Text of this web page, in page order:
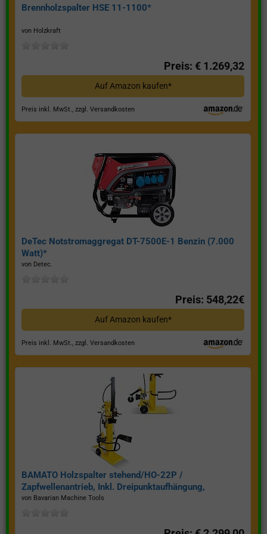
Brennholzspalter HSE 11-1100*
von Holzkraft
Preis: € 1.269,32
Auf Amazon kaufen*
Preis inkl. MwSt., zzgl. Versandkosten
DeTec Notstromaggregat DT-7500E-1 Benzin (7.000
Watt)*
von Detec.
Preis: 548,22€
Auf Amazon kaufen*
Preis inkl. MwSt., zzgl. Versandkosten
BAMATO Holzspalter stehend/HO-22P /
Zapfwellenantrieb, Inkl. Dreipunktaufhängung,
Spaltkraft 22 Tonnen*
von Bavarian Machine Tools